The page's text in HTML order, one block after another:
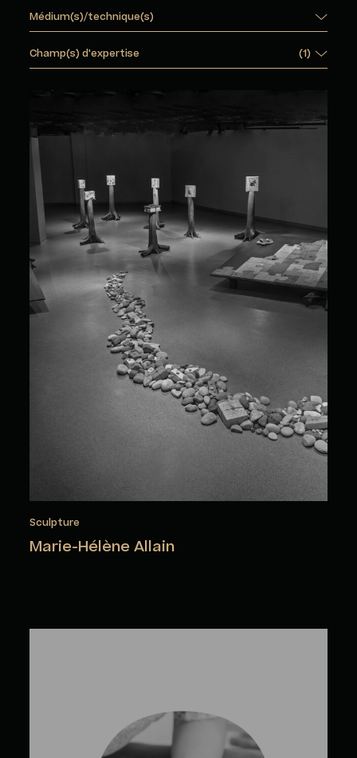
Médium(s)/technique(s)
Champ(s) d'expertise (1)
Sculpture
Marie-Hélène Allain
Marie-Hélène Allain